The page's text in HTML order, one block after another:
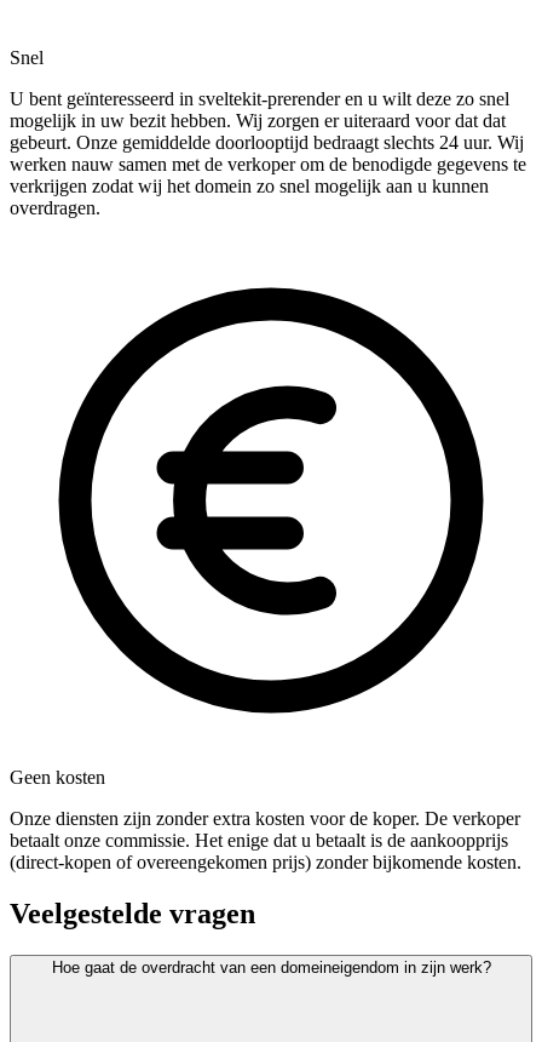
Snel
U bent geïnteresseerd in sveltekit-prerender en u wilt deze zo snel
mogelijk in uw bezit hebben. Wij zorgen er uiteraard voor dat dat
gebeurt. Onze gemiddelde doorlooptijd bedraagt slechts 24 uur. Wij
werken nauw samen met de verkoper om de benodigde gegevens te
verkrijgen zodat wij het domein zo snel mogelijk aan u kunnen
overdragen.
Geen kosten
Onze diensten zijn zonder extra kosten voor de koper. De verkoper
betaalt onze commissie. Het enige dat u betaalt is de aankoopprijs
(direct-kopen of overeengekomen prijs) zonder bijkomende kosten.
Veelgestelde vragen
Hoe gaat de overdracht van een domeineigendom in zijn werk?